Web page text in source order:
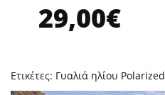
29,00€
Ετικέτες: Γυαλιά ηλίου Polarized